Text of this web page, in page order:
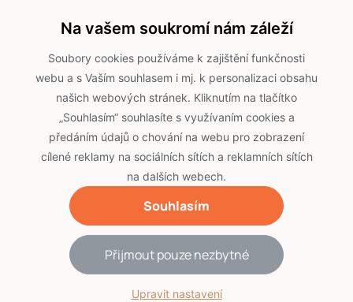
DOKUMENTY
Cookies
NAŠE POBOČKY
Vestec, Praha
Vlašim, výroba
© 2026 Proalu s.r.o. | VytvořilwebProgress|Upravit nastavení
výrobce BECKER
Na vašem soukromí nám záleží
Soubory cookies používáme k zajištění funkčnosti
webu a s Vaším souhlasem i mj. k personalizaci obsahu
našich webových stránek. Kliknutím na tlačítko
„Souhlasím“ souhlasíte s využívaním cookies a
předáním údajů o chování na webu pro zobrazení
cílené reklamy na sociálních sítích a reklamních sítích
na dalších webech.
Souhlasím
Přijmout pouze nezbytné
Upravit nastavení